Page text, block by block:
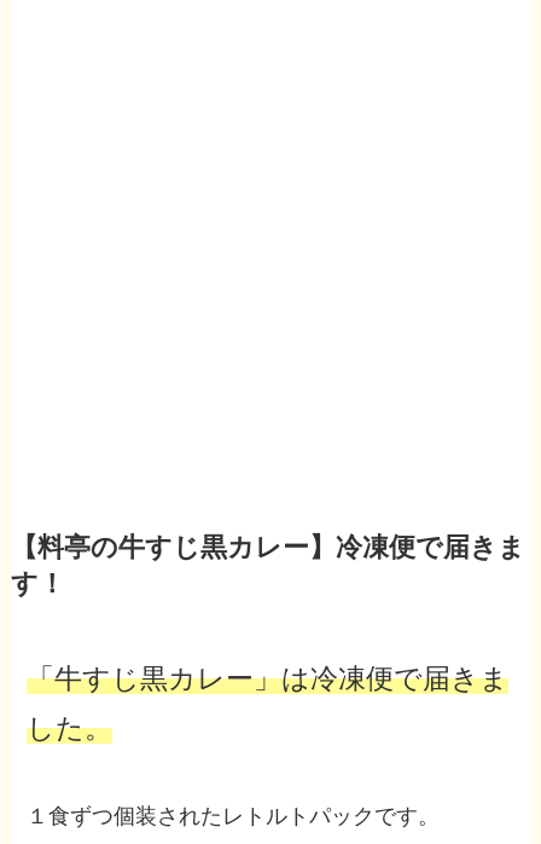
【料亭の牛すじ黒カレー】冷凍便で届きま
す！
「牛すじ黒カレー」は冷凍便で届きま
した。
１食ずつ個装されたレトルトパックです。